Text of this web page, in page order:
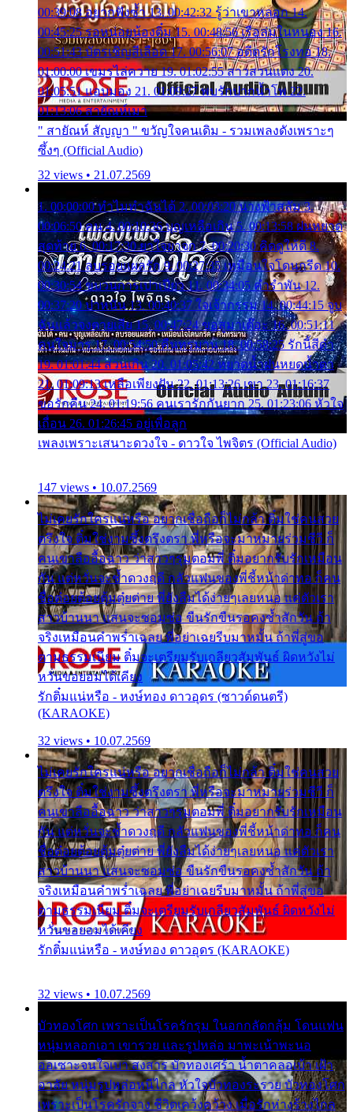
00:39:08 อยากฟังซ้ำ 13. 00:42:32 รู้ว่าเขาหลอก 14.
00:45:25 รอหน่อยน้องติ๋ม 15. 00:48:56 เรือล่มในหนอง 16.
00:51:43 บัตรเชิญสีเลือด 17. 00:56:07 อดีตรักโรงทอ 18.
01:00:00 เขมรไล่ควาย 19. 01:02:55 สาวสวนแตง 20.
01:05:51 แอบมอง 21. 01:09:27 พบรักปากน้ำโพ 22.
01:13:06 สายัณห์เมา
" สายัณห์ สัญญา " ขวัญใจคนเดิม - รวมเพลงดังเพราะๆ
ซึ้งๆ (Official Audio)
32 views • 21.07.2569
1. 00:00:00 ทำไมทำฉันได้ 2. 00:03:20 นางฟ้าสลัม 3.
00:06:50 คน 4. 00:10:36 บุญเหลือเกิน 5. 00:13:58 ฝนหยาด
สุดท้าย 6. 00:17:30 ยาใจยาจก 7. 00:20:30 คิดดูให้ดี 8.
00:24:21 ลบรอยแผลรัก 9. 00:27:35 เหมือนใจโดนกรีด 10.
00:30:54 ขบวนการเปาเปียว 11. 00:34:05 คำรำพัน 12.
00:37:20 ปาหนัน 13. 00:40:37 ใจเจ้ากรรม 14. 00:44:15 จูบ
ฉันแล้วจงตายเสีย 15. 00:47:24 ขอสูมาเต๊อะ 16. 00:51:11
คนใจมาร 17. 00:54:50 คืนทรมาน 18. 00:58:25 รักนี้สีดำ
19. 01:01:44 ส่วนเกิน 20. 01:05:42 หยาดน้ำฝนหยดน้ำตา
21. 01:09:13 เหลือเพียงฝัน 22. 01:13:26 เขา 23. 01:16:37
ขอรักคืน 24. 01:19:56 คนเรารักกันยาก 25. 01:23:06 หัวใจ
เถื่อน 26. 01:26:45 อยู่เพื่อลูก
เพลงเพราะเสนาะดวงใจ - ดาวใจ ไพจิตร (Official Audio)
147 views • 10.07.2569
ไม่เคยรักใครแน่หรือ อยากเชื่อถือก็ไม่กล้า ติ๋มใช่คนสวย
ตรึงใจ ติ๋มใช่งามซึ้งตรึงตรา พี่หรือจะมาหมายร่วมชีวี ก็
คนเขาลืออื้อฉาว ว่าสาวๆรุมตอมพี่ ติ๋มอยากรับรักเหมือน
กัน แต่หวั่นจะช้ำดวงฤดี กลัวแฟนของพี่ชี้หน้าด่าทอ ก็คน
ชื่อต๋อยต้อยตุ้มตุ๋ยต่าย พี่ยังลืมได้ง่ายๆเลยหนอ แค่ตัวเรา
สาวบ้านนา แสนจะซอมซ่อ ขืนรักขืนรอคงช้ำสักวัน ถ้า
จริงเหมือนคำพร่ำเฉลย พี่อย่าเฉยรีบมาหมั้น ถ้าพี่สู่ขอ
ตามธรรมเนียม ติ๋มจะเตรียมรับเกลียวสัมพันธ์ ผิดหวังไม่
หวั่นขอยอมได้เคียง
รักติ๋มแน่หรือ - หงษ์ทอง ดาวอุดร (ซาวด์ดนตรี)
(KARAOKE)
32 views • 10.07.2569
ไม่เคยรักใครแน่หรือ อยากเชื่อถือก็ไม่กล้า ติ๋มใช่คนสวย
ตรึงใจ ติ๋มใช่งามซึ้งตรึงตรา พี่หรือจะมาหมายร่วมชีวี ก็
คนเขาลืออื้อฉาว ว่าสาวๆรุมตอมพี่ ติ๋มอยากรับรักเหมือน
กัน แต่หวั่นจะช้ำดวงฤดี กลัวแฟนของพี่ชี้หน้าด่าทอ ก็คน
ชื่อต๋อยต้อยตุ้มตุ๋ยต่าย พี่ยังลืมได้ง่ายๆเลยหนอ แค่ตัวเรา
สาวบ้านนา แสนจะซอมซ่อ ขืนรักขืนรอคงช้ำสักวัน ถ้า
จริงเหมือนคำพร่ำเฉลย พี่อย่าเฉยรีบมาหมั้น ถ้าพี่สู่ขอ
ตามธรรมเนียม ติ๋มจะเตรียมรับเกลียวสัมพันธ์ ผิดหวังไม่
หวั่นขอยอมได้เคียง
รักติ๋มแน่หรือ - หงษ์ทอง ดาวอุดร (KARAOKE)
32 views • 10.07.2569
บัวทองโศก เพราะเป็นโรครักรุม ในอกกลัดกลุ้ม โดนแฟน
หนุ่มหลอกเอา เขารวย และรูปหล่อ มาพะเน้าพะนอ
ออเซาะจนใจเบา สงสาร บัวทองเศร้า น้ำตาคลอเบ้า เฝ้า
อาลัย หนุ่มรูปหล่อหนีไกล หัวใจบัวทองระรวย บัวทองโศก
เพราะเป็นโรครักจาง ชีวิตเคว้งคว้าง เมื่อรักห่างร้างไกล